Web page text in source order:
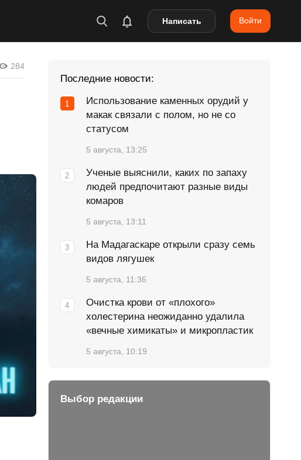
Написать Войти
284
Последние новости:
Использование каменных орудий у
макак связали с полом, но не со
статусом
5 августа, 13:25
Ученые выяснили, каких по запаху
людей предпочитают разные виды
комаров
5 августа, 13:11
На Мадагаскаре открыли сразу семь
видов лягушек
5 августа, 11:36
Очистка крови от «плохого»
холестерина неожиданно удалила
«вечные химикаты» и микропластик
5 августа, 10:19
Выбор редакции